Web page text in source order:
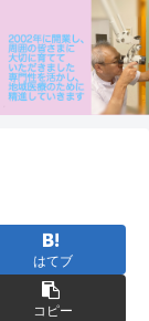
はてブ
コピー